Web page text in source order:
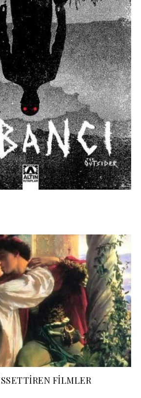
FİLMLER